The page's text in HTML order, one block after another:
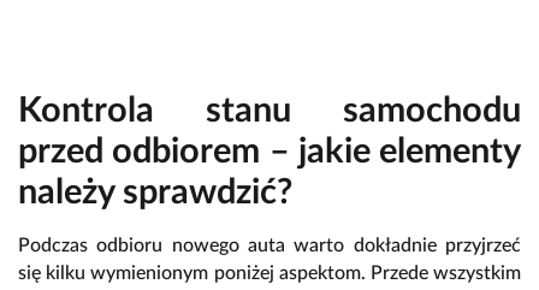
Kontrola stanu samochodu
przed odbiorem – jakie elementy
należy sprawdzić?
Podczas odbioru nowego auta warto dokładnie przyjrzeć
się kilku wymienionym poniżej aspektom. Przede wszystkim